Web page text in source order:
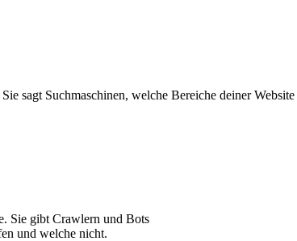
sagt Suchmaschinen, welche Bereiche deiner
Sie gibt Crawlern und Bots
und welche nicht.